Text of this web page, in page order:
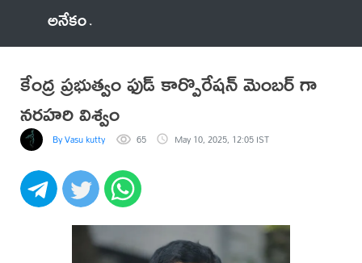
అనేకం
కేంద్ర ప్రభుత్వం ఫుడ్ కార్పొరేషన్ మెంబర్ గా
నరహరి విశ్వం
By Vasu kutty 65 May 10, 2025, 12:05 IST